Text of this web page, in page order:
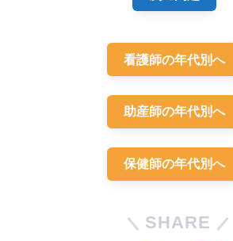
大気汚染の定義と汚染物質
看護師の年代別へ
助産師の年代別へ
保健師の年代別へ
SHARE